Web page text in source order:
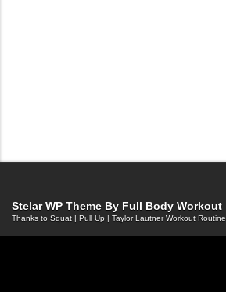
Stelar WP Theme By Full Body Workout
Thanks to Squat | Pull Up | Taylor Lautner Workout Routine